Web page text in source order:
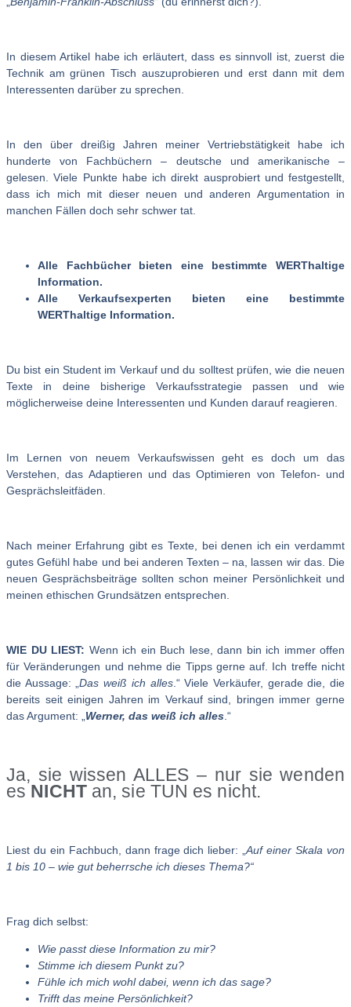
In diesem Artikel habe ich erläutert, dass es sinnvoll ist, zuerst die
Technik am grünen Tisch auszuprobieren und erst dann mit dem
Interessenten darüber zu sprechen.
In den über dreißig Jahren meiner Vertriebstätigkeit habe ich
hunderte von Fachbüchern – deutsche und amerikanische –
gelesen. Viele Punkte habe ich direkt ausprobiert und festgestellt,
dass ich mich mit dieser neuen und anderen Argumentation in
manchen Fällen doch sehr schwer tat.
Alle Fachbücher bieten eine bestimmte WERThaltige
Information.
Alle Verkaufsexperten bieten eine bestimmte
WERThaltige Information.
Du bist ein Student im Verkauf und du solltest prüfen, wie die neuen
Texte in deine bisherige Verkaufsstrategie passen und wie
möglicherweise deine Interessenten und Kunden darauf reagieren.
Im Lernen von neuem Verkaufswissen geht es doch um das
Verstehen, das Adaptieren und das Optimieren von Telefon- und
Gesprächsleitfäden.
Nach meiner Erfahrung gibt es Texte, bei denen ich ein verdammt
gutes Gefühl habe und bei anderen Texten – na, lassen wir das. Die
neuen Gesprächsbeiträge sollten schon meiner Persönlichkeit und
meinen ethischen Grundsätzen entsprechen.
WIE DU LIEST: Wenn ich ein Buch lese, dann bin ich immer offen
für Veränderungen und nehme die Tipps gerne auf. Ich treffe nicht
die Aussage: „Das weiß ich alles.“ Viele Verkäufer, gerade die, die
bereits seit einigen Jahren im Verkauf sind, bringen immer gerne
das Argument: „ Werner, das weiß ich alles .“
Ja, sie wissen ALLES – nur sie wenden
es NICHTan, sie TUN es nicht.
Liest du ein Fachbuch, dann frage dich lieber: „Auf einer Skala von
1 bis 10 – wie gut beherrsche ich dieses Thema?“
Frag dich selbst:
Wie passt diese Information zu mir?
Stimme ich diesem Punkt zu?
Fühle ich mich wohl dabei, wenn ich das sage?
Trifft das meine Persönlichkeit?